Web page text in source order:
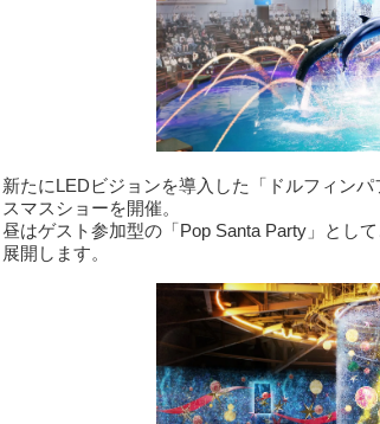
新たにLEDビジョンを導入した「ドルフィン
スマスショーを開催。
昼はゲスト参加型の「Pop Santa Party」とし
展開します。